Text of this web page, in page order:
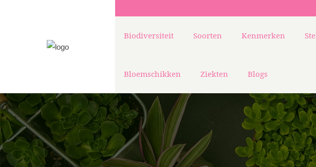
Biodiversiteit Soorten Kenmerken
Bloemschikken Ziekten Blogs